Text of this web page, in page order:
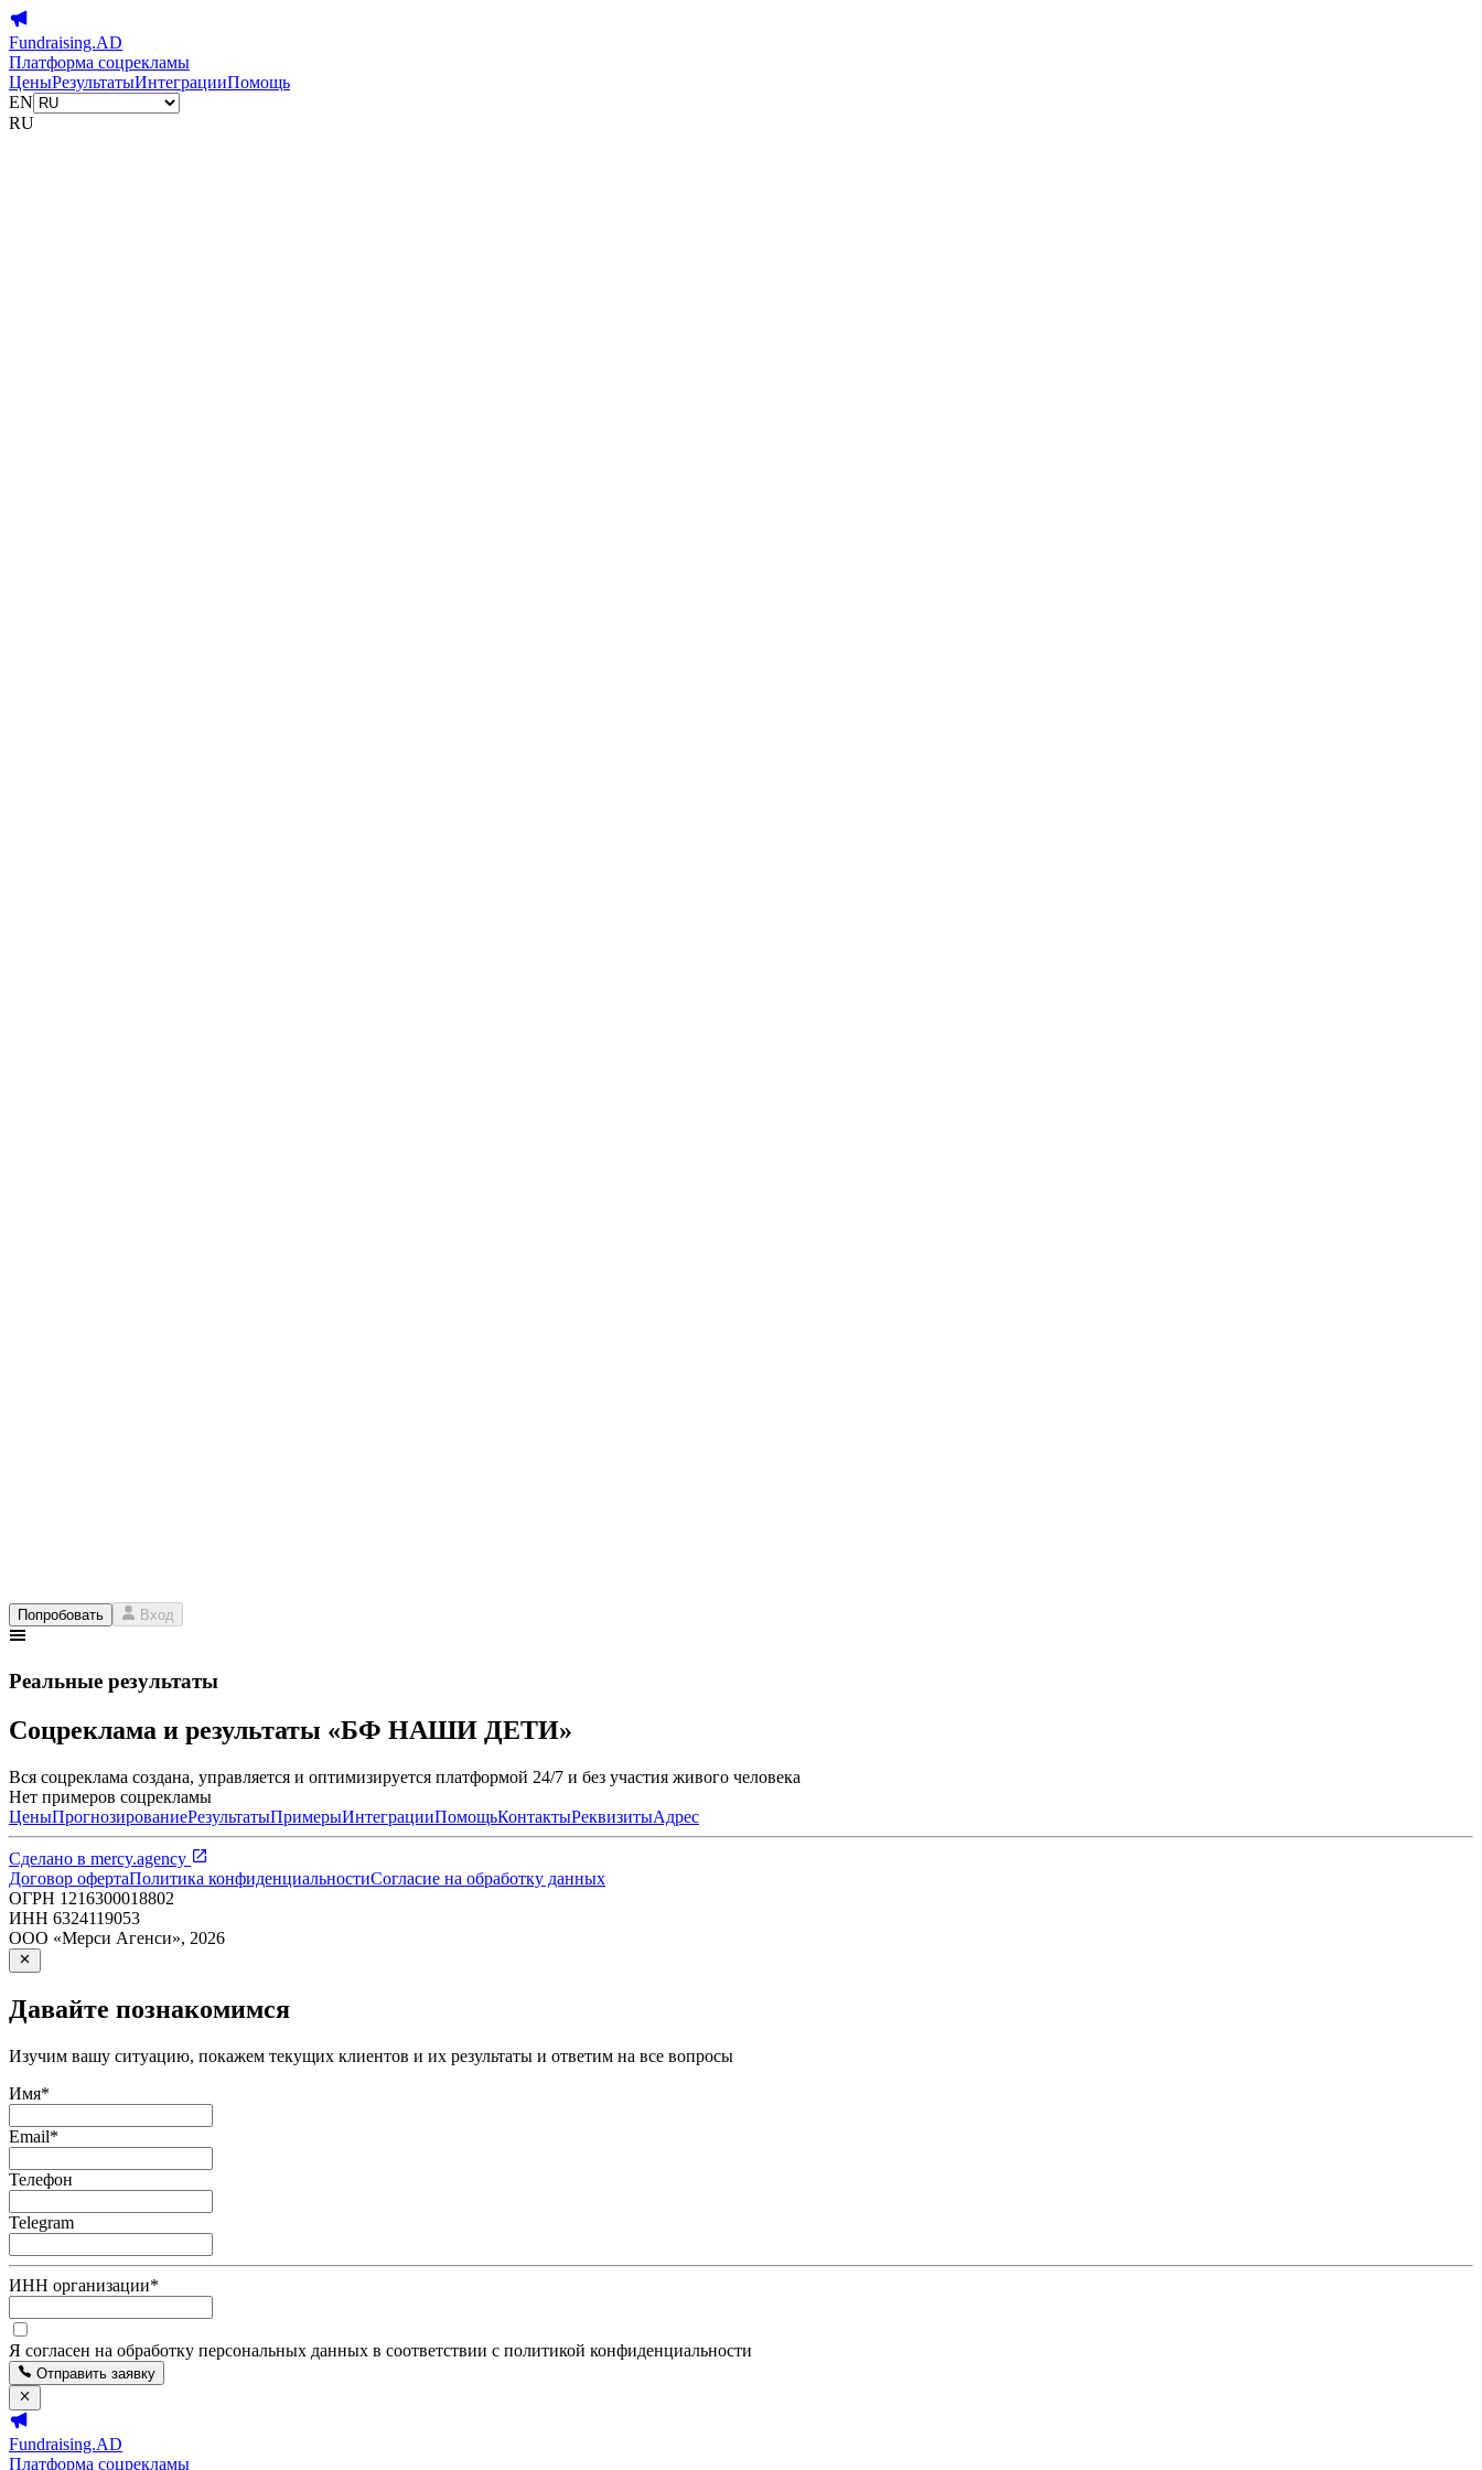
Fundraising.AD
Платформа соцрекламы
ЦеныРезультатыИнтеграцииПомощь
EN
RU
Попробовать Вход
Реальные результаты
Соцреклама и результаты «БФ НАШИ ДЕТИ»
Вся соцреклама создана, управляется и оптимизируется платформой 24/7 и без участия живого человека
Нет примеров соцрекламы
ЦеныПрогнозированиеРезультатыПримерыИнтеграцииПомощьКонтактыРеквизитыАдрес
Сделано в mercy.agency
Договор офертаПолитика конфиденциальностиСогласие на обработку данных
ОГРН 1216300018802
ИНН 6324119053
ООО «Мерси Агенси», 2026
Давайте познакомимся
Изучим вашу ситуацию, покажем текущих клиентов и их результаты и ответим на все вопросы
Имя*
Email*
Телефон
Telegram
ИНН организации*
Я согласен на обработку персональных данных в соответствии с политикой конфиденциальности
Отправить заявку
Fundraising.AD
Платформа соцрекламы